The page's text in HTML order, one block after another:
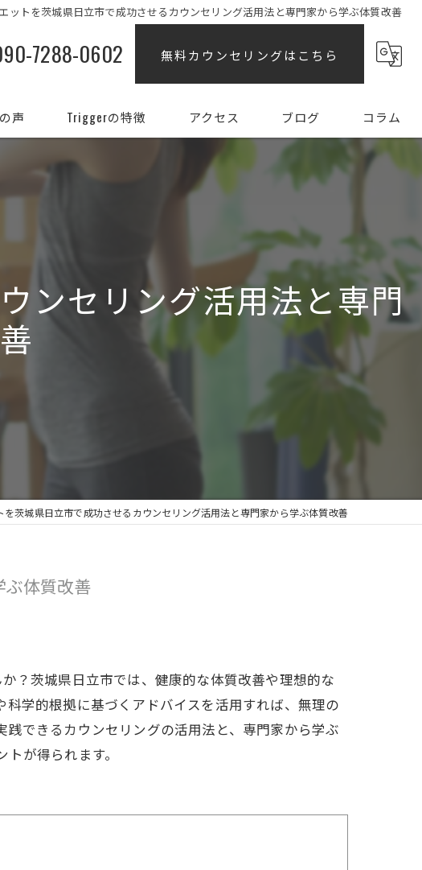
ットを茨城県日立市で成功させるカウンセリング活用法と専門家から学ぶ体質改善
7288-0602 無料カウンセリングはこちら
声 Triggerの特徴
ダイエット
初心者
アクセス ブログ コラム
ンセリング活用法と専門
を茨城県日立市で成功させるカウンセリング活用法と専門家から学ぶ体質改善
ぶ体質改善
？茨城県日立市では、健康的な体質改善や理想的な
学的根拠に基づくアドバイスを活用すれば、無理の
できるカウンセリングの活用法と、専門家から学ぶ
が得られます。